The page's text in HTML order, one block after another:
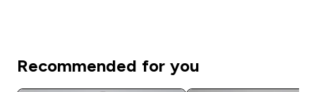
Recommended for you